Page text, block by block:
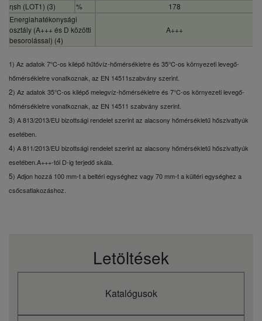
ηsh (LOT1) (3)
%
178
Energiahatékonysági
osztály (A+++ és D közötti
besorolással) (4)
A+++
Méret (szélesség)
mm
455
Mélység/Hosszúság mm
205
Nettó tömeg
kg
27
Vízvezeték-
Inch
Male Thread 1
térfogatárama
(∆T=5 K. 35 °C)
Fűtővíz
térfogatáram (∆T=5
K. 35 °C)
L/min 4,85
Áramláskapcsoló
mérete (magasság)
1) Az adatok 7°C-os kilépő hűtővíz-hőmérsékletre és 35°C-os környezeti levegő-
hőmérsékletre vonatkoznak, az EN 14511szabvány szerint.
2) Az adatok 35°C-os kilépő melegvíz-hőmérsékletre és 7°C-os környezeti levegő-
hőmérsékletre vonatkoznak, az EN 14511 szabvány szerint.
3) A 813/2013/EU bizottsági rendelet szerint az alacsony hőmérsékletű hőszivattyúk
esetében.
4) A 811/2013/EU bizottsági rendelet szerint az alacsony hőmérsékletű hőszivattyúk
esetében.A+++-tól D-ig terjedő skála.
5) Adjon hozzá 100 mm-t a beltéri egységhez vagy 70 mm-t a kültéri egységhez a
csőcsatlakozáshoz.
Letöltések
Katalógusok